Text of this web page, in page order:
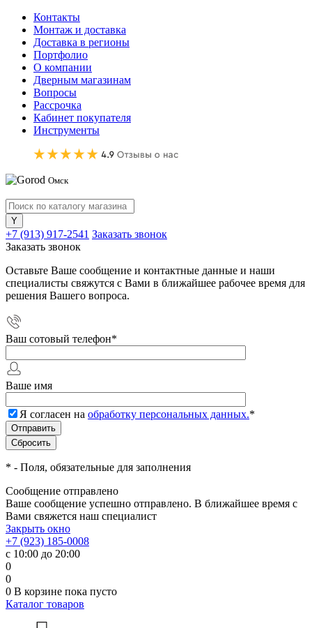
Контакты
Монтаж и доставка
Доставка в регионы
Портфолио
О компании
Дверным магазинам
Вопросы
Рассрочка
Кабинет покупателя
Инструменты
Омск
+7 (913) 917-2541 Заказать звонок
Заказать звонок
Оставьте Ваше сообщение и контактные данные и наши
специалисты свяжутся с Вами в ближайшее рабочее время для
решения Вашего вопроса.
Ваш сотовый телефон*
Ваше имя
Я согласен на обработку персональных данных.*
* - Поля, обязательные для заполнения
Сообщение отправлено
Ваше сообщение успешно отправлено. В ближайшее время с
Вами свяжется наш специалист
Закрыть окно
+7 (923) 185-0008
с 10:00 до 20:00
0
0
0 В корзине пока пусто
Каталог товаров